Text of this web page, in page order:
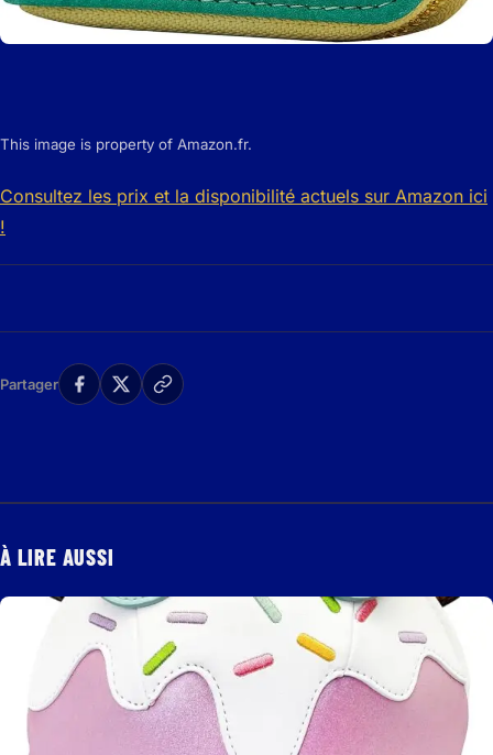
This image is property of Amazon.fr.
Consultez les prix et la disponibilité actuels sur Amazon ici
!
Partager
À LIRE AUSSI